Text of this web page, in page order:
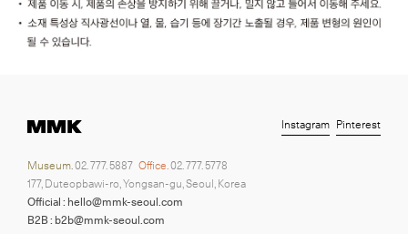
Museum.02. 777. 5887 Office.02. 777. 5778
177, Duteopbawi-ro, Yongsan-gu, Seoul, Korea
Official : hello@mmk-seoul.com
B2B : b2b@mmk-seoul.com
Instagram Pinterest